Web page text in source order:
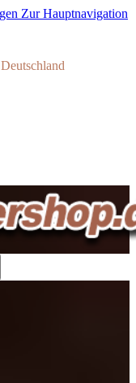
Zur Hauptnavigation